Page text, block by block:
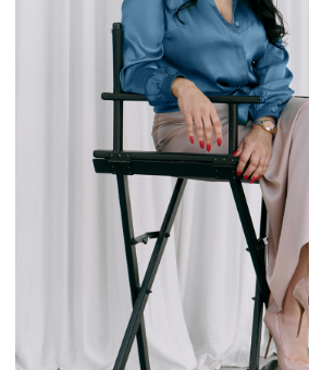
Сведения об образовательной
Политика конфиденциальности
Публичная оферта
Политика в отношении обработки
персональных данных
Согласие на обработку персональных
Политика обработки файлов cookie
Согласие на обработку файлов cookie